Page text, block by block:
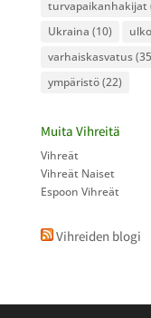
turvapaikanhakijat
Ukraina (10)
varhaiskasvatus
ympäristö(22)
Muita Vihreitä
Vihreät
Vihreät Naiset
Espoon Vihreät
Vihreiden blogi